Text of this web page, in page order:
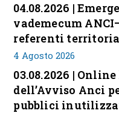
04.08.2026 |
vademecum
referenti
4 Agosto 2026
03.08.2026 |
dell’Avviso Anci
pubblici